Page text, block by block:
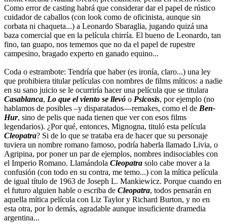
Como error de casting habrá que considerar dar el papel de rústico
cuidador de caballos (con look como de oficinista, aunque sin
corbata ni chaqueta...) a Leonardo Sbaraglia, jugando quizá una
baza comercial que en la película chirría. El bueno de Leonardo, tan
fino, tan guapo, nos tememos que no da el papel de rupestre
campesino, bragado experto en ganado equino...
Coda o estrambote: Tendría que haber (es ironía, claro...) una ley
que prohibiera titular películas con nombres de films míticos: a nadie
en su sano juicio se le ocurriría hacer una película que se titulara
Casablanca, Lo que el viento se llevó o Psicosis, por ejemplo (no
hablamos de posibles –y disparatados—remakes, como el de Ben-
Hur, sino de pelis que nada tienen que ver con esos films
legendarios). ¿Por qué, entonces, Mignogna, tituló esta película
Cleopatra? Si de lo que se trataba era de hacer que su personaje
tuviera un nombre romano famoso, podría haberla llamado Livia, o
Agripina, por poner un par de ejemplos, nombres indisociables con
el Imperio Romano. Llamándola Cleopatra solo cabe mover a la
confusión (con todo en su contra, me temo...) con la mítica película
de igual título de 1963 de Joseph L. Mankiewicz. Porque cuando en
el futuro alguien hable o escriba de Cleopatra, todos pensarán en
aquella mítica película con Liz Taylor y Richard Burton, y no en
esta otra, por lo demás, agradable aunque insuficiente dramedia
argentina...